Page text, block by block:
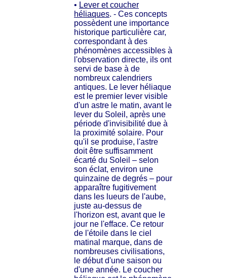
• Lever et coucher
héliaques. - Ces concepts
possèdent une importance
historique particulière car,
correspondant à des
phénomènes accessibles à
l'observation directe, ils ont
servi de base à de
nombreux calendriers
antiques. Le lever héliaque
est le premier lever visible
d'un astre le matin, avant le
lever du Soleil, après une
période d'invisibilité due à
la proximité solaire. Pour
qu'il se produise, l'astre
doit être suffisamment
écarté du Soleil – selon
son éclat, environ une
quinzaine de degrés – pour
apparaître fugitivement
dans les lueurs de l'aube,
juste au-dessus de
l'horizon est, avant que le
jour ne l'efface. Ce retour
de l'étoile dans le ciel
matinal marque, dans de
nombreuses civilisations,
le début d'une saison ou
d'une année. Le coucher